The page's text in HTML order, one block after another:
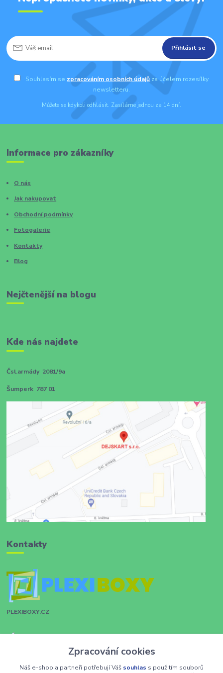
Přihlásit se
Souhlasím se zpracováním osobních údajů za účelem rozesílky
newsletteru.
Můžete se kdykoli odhlásit. Zasíláme jednou za 14 dní.
Informace pro zákazníky
O nás
Jak nakupovat
Obchodní podmínky
Fotogalerie
Kontakty
Blog
Nejčtenější na blogu
Kde nás najdete
Čsl.armády 2081/9a
Šumperk 787 01
Kontakty
PLEXIBOXY.CZ
+420 731 028 753Zpracování cookies
Náš e-shop a partneři potřebují Váš souhlas s použitím souborů